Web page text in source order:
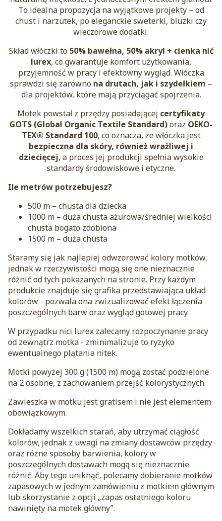
To idealna propozycja na wyjątkowe projekty – od
chust i narzutek, po eleganckie sweterki, bluzki czy
wieczorowe dodatki.
Skład włóczki to 50% bawełna, 50% akryl + cienka nić
lurex, co gwarantuje komfort użytkowania,
przyjemność w pracy i efektowny wygląd. Włóczka
sprawdzi się zarówno na drutach, jak i szydełkiem –
dla projektów, które mają przyciągać spojrzenia.
Motek powstał z przędzy posiadającej certyfikaty
GOTS (Global Organic Textile Standard)oraz OEKO-
TEX® Standard 100, co oznacza, że włóczka jest
bezpieczna dla skóry, również wrażliwej i
dziecięcej, a proces jej produkcji spełnia wysokie
standardy środowiskowe i etyczne.
Ile metrów potrzebujesz?
500 m – chusta dla dziecka
1000 m – duża chusta ażurowa/średniej wielkości
chusta bogato zdobiona
1500 m – duża chusta
Staramy się jak najlepiej odwzorować kolory motków,
jednak w rzeczywistości mogą się one nieznacznie
różnić od tych pokazanych na stronie. Przy każdym
produkcie znajduje się grafika przedstawiająca układ
kolorów - pozwala ona zwizualizować efekt łączenia
poszczególnych barw oraz wygląd gotowej pracy.
W przypadku nici lurex zalecamy rozpoczynanie pracy
od zewnątrz motka - zminimalizuje to ryzyko
ewentualnego plątania nitek.
Motki powyżej 300 g (1500 m) mogą zostać podzielone
na 2 osobne, z zachowaniem przejść kolorystycznych.
Zawieszka w motku jest gratisem i nie jest elementem
obowiązkowym.
Dokładamy wszelkich starań, aby utrzymać ciągłość
kolorów, jednak z uwagi na zmiany dostawców przędzy
oraz różne sposoby barwienia, kolory w
poszczególnych dostawach mogą się nieznacznie
różnić. Aby tego uniknąć, polecamy dobieranie motków
zapasowych w jednym zamówieniu z motkiem głównym
lub skorzystanie z opcji „zapas ostatniego koloru
nawinięty na motek główny”.